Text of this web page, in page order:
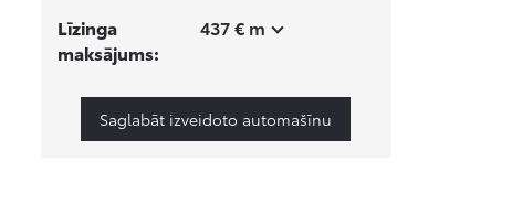
Līzinga
maksājums:
437 € m
Saglabāt izveidoto automašīnu